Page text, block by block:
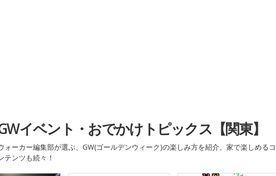
イベント・おでかけトピックス【関東】
ォーカー編集部が選ぶ、GW(ゴールデンウィーク)の楽しみ方を紹介。家で楽しめるコ
テンツも続々！